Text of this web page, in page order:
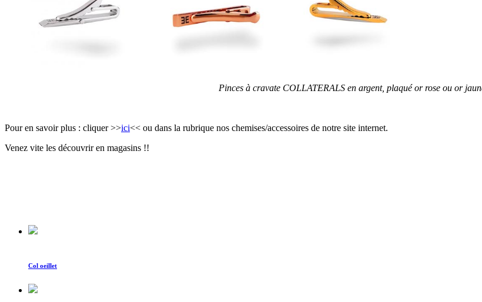
Pinces à cravate COLLATERALS en argent, plaqué or rose ou or
Pour en savoir plus : cliquer >>ici<< ou dans la rubrique nos chemises/accessoires de notre site internet.
Venez vite les découvrir en magasins !!
Col oeillet